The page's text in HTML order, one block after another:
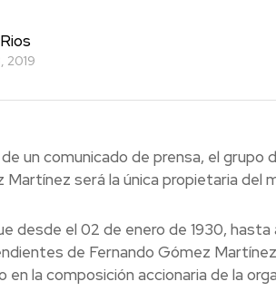
2019
un comunicado de prensa, el grupo
Martínez será la única propietaria del
desde el 02 de enero de 1930,
de Fernando Gómez
en la composición accionaria de la